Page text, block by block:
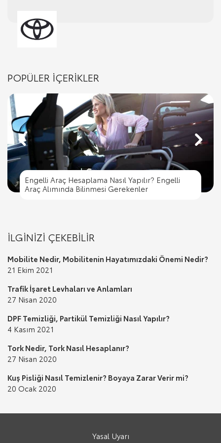
POPÜLER İÇERİKLER
Trafik İşaret Levhaları ve Anlamları
Engelli Araç Hesaplama Nasıl Yapılır? Engelli
Araç Alımında Bilinmesi Gerekenler
Trafik Cezası Nereye Ödenir?
Trafik İşaret Levhaları ve Anlamları
Engelli Araç Hesaplama Nasıl Yapılır? Engelli
Araç Alımında Bilinmesi Gerekenler
İLGİNİZİ ÇEKEBİLİR
Mobilite Nedir, Mobilitenin Hayatımızdaki Önemi Nedir?
21 Ekim 2021
Trafik İşaret Levhaları ve Anlamları
27 Nisan 2020
DPF Temizliği, Partikül Temizliği Nasıl Yapılır?
4 Kasım 2021
Tork Nedir, Tork Nasıl Hesaplanır?
27 Nisan 2020
Kuş Pisliği Nasıl Temizlenir? Boyaya Zarar Verir mi?
20 Ocak 2020
Yasal Uyarı